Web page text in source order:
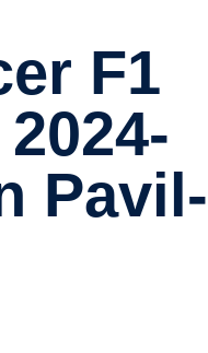
Pavil­